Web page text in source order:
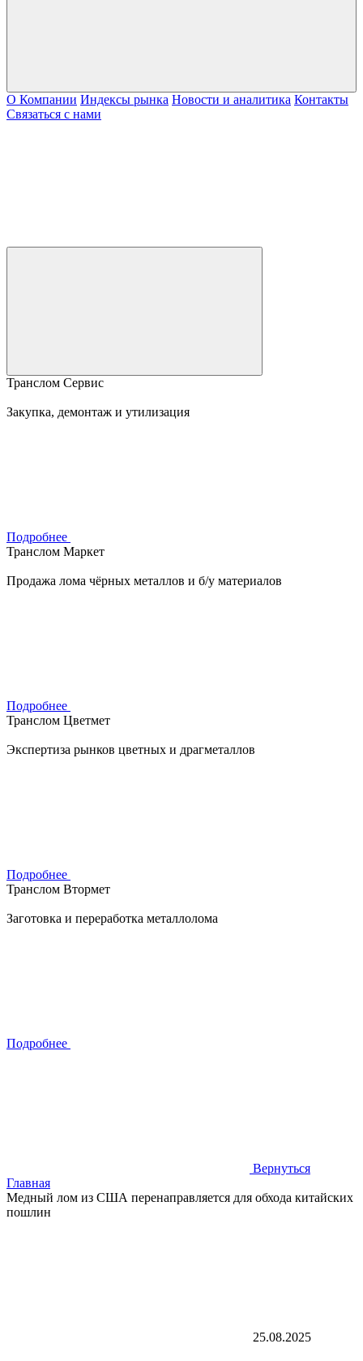
О Компании Индексы рынка Новости и аналитика Контакты
Связаться с нами
Транслом Сервис
Закупка, демонтаж и утилизация
Подробнее
Транслом Маркет
Продажа лома чёрных металлов и б/у материалов
Подробнее
Транслом Цветмет
Экспертиза рынков цветных и драгметаллов
Подробнее
Транслом Втормет
Заготовка и переработка металлолома
Подробнее
Вернуться
Главная
Медный лом из США перенаправляется для обхода китайских
пошлин
25.08.2025